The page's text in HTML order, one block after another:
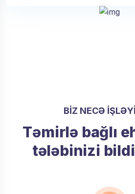
BIZ NECƏ
Təmirlə bağlı
tələbinizi